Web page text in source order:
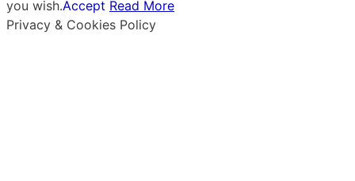
you wish.Accept Read More
Privacy & Cookies Policy